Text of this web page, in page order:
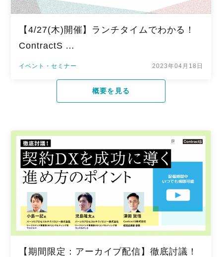
【4/27(木)開催】ランチタイムでわかる！
ContractS …
イベント・セミナー 2023年04月18日
概要を見る
【期間限定：アーカイブ配信】徹底討議！